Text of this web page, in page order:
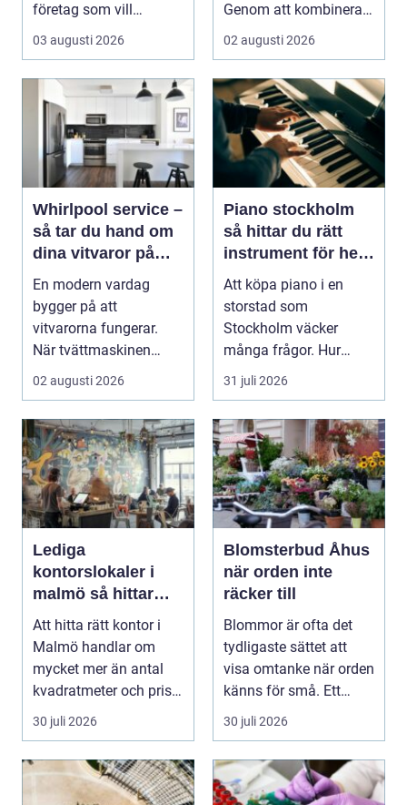
företag som vill
kombinera slitstyrka,
desig...
03 augusti 2026
Genom att kombinera
traditio...
02 augusti 2026
Whirlpool service –
så tar du hand om
dina vitvaror på
rätt sätt
En modern vardag
bygger på att
vitvarorna fungerar.
När tvättmaskinen
stannar, diskm...
02 augusti 2026
Piano stockholm
så hittar du rätt
instrument för hem
och scen
Att köpa piano i en
storstad som
Stockholm väcker
många frågor. Hur
hittar man ett
instrument som bå...
31 juli 2026
Lediga
kontorslokaler i
malmö så hittar
företag rätt läge
och rätt lokal
Att hitta rätt kontor i
Malmö handlar om
mycket mer än antal
kvadratmeter och pris
per månad. Företa...
30 juli 2026
Blomsterbud Åhus
när orden inte
räcker till
Blommor är ofta det
tydligaste sättet att
visa omtanke när orden
känns för små. Ett
genomtänkt bloms...
30 juli 2026